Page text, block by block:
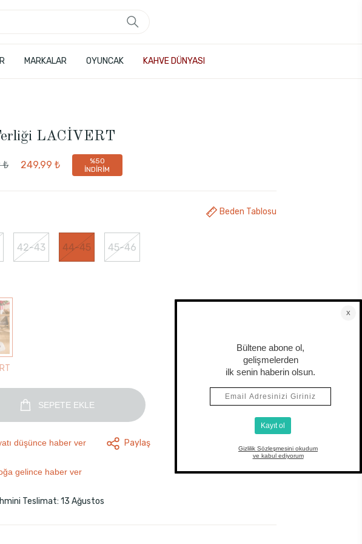
MARKALAR OYUNCAK KAHVE DÜNYASI
LACİVERT
₺ 249,99 ₺
%50
İNDİRİM
Beden Tablosu
42-43 44-45 45-46
SEPETE EKLE
düşünce haber ver Paylaş
gelince haber ver
Teslimat: 13 Ağustos